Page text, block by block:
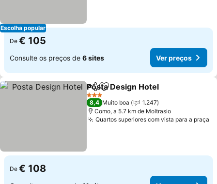
Escolha popular
De € 105
Consulte os preços de 6 sites Ver preços
PartilharAdicionar aos favoritos
Posta Design Hotel
3 Estrelas
8,4 Muito boa
1.247
Como, a 5.7 km de Moltrasio
Quartos superiores com vista para a praça
De € 108